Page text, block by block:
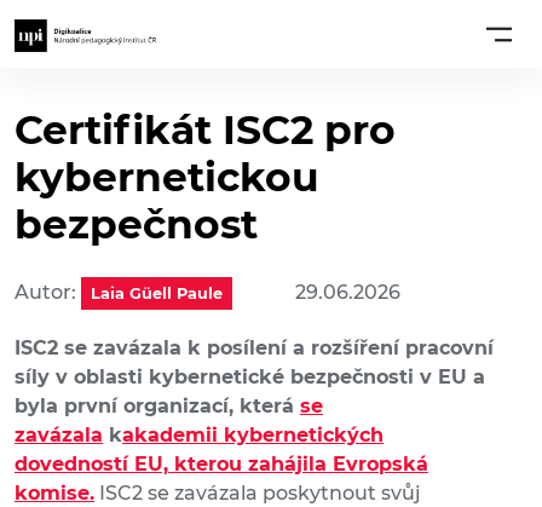
Certifikát ISC2 pro
kybernetickou
bezpečnost
Autor: Laia Güell Paule 29.06.2026
ISC2 se zavázala k posílení a rozšíření pracovní
síly v oblasti kybernetické bezpečnosti v EU a
byla první organizací, která se
zavázala kakademii kybernetických
dovedností EU, kterou zahájila Evropská
komise. ISC2 se zavázala poskytnout svůj